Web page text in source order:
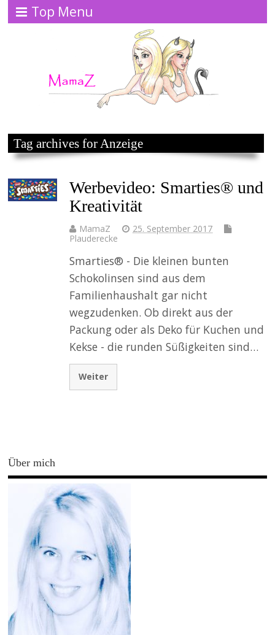
Top Menu
Tag archives for Anzeige
Werbevideo: Smarties® und
Kreativität
MamaZ
25. September 2017
Plauderecke
Smarties® - Die kleinen bunten
Schokolinsen sind aus dem
Familienhaushalt gar nicht
wegzudenken. Ob direkt aus der
Packung oder als Deko für Kuchen und
Kekse - die runden Süßigkeiten sind…
Weiter
Über mich